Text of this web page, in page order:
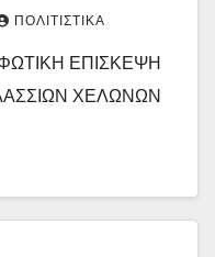
ΠΟΛΙΤΙΣΤΙΚΆ
ΕΠΙΣΚΕΨΗ
ΧΕΛΩΝΩΝ